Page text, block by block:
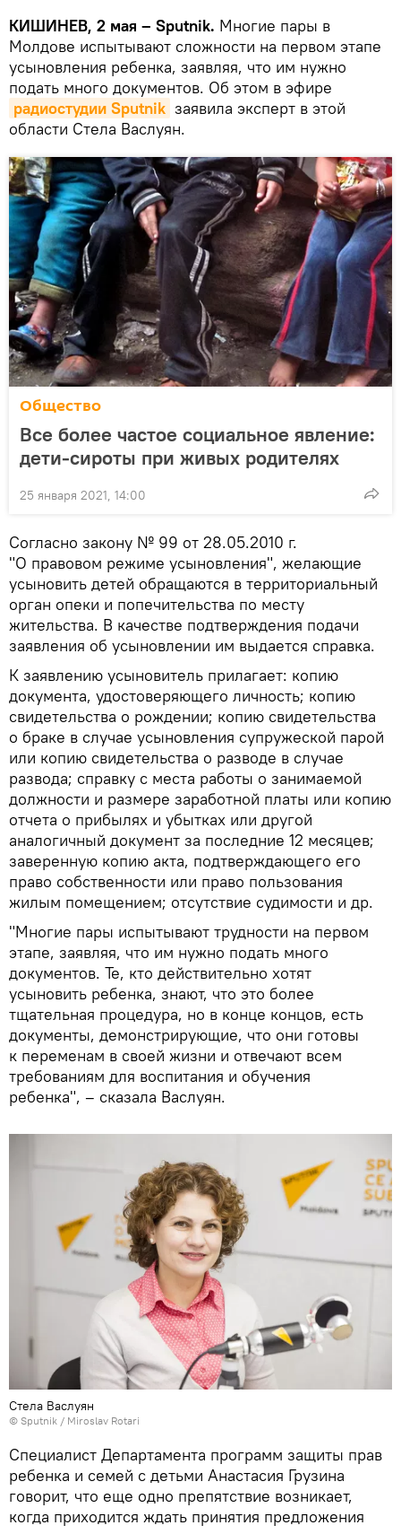
КИШИНЕВ, 2 мая – Sputnik. Многие пары в
Молдове испытывают сложности на первом этапе
усыновления ребенка, заявляя, что им нужно
подать много документов. Об этом в эфире
радиостудии Sputnik заявила эксперт в этой
области Стела Васлуян.
Общество
Все более частое социальное явление:
дети-сироты при живых родителях
25 января 2021, 14:00
Согласно закону № 99 от 28.05.2010 г.
"О правовом режиме усыновления", желающие
усыновить детей обращаются в территориальный
орган опеки и попечительства по месту
жительства. В качестве подтверждения подачи
заявления об усыновлении им выдается справка.
К заявлению усыновитель прилагает: копию
документа, удостоверяющего личность; копию
свидетельства о рождении; копию свидетельства
о браке в случае усыновления супружеской парой
или копию свидетельства о разводе в случае
развода; справку с места работы о занимаемой
должности и размере заработной платы или копию
отчета о прибылях и убытках или другой
аналогичный документ за последние 12 месяцев;
заверенную копию акта, подтверждающего его
право собственности или право пользования
жилым помещением; отсутствие судимости и др.
"Многие пары испытывают трудности на первом
этапе, заявляя, что им нужно подать много
документов. Те, кто действительно хотят
усыновить ребенка, знают, что это более
тщательная процедура, но в конце концов, есть
документы, демонстрирующие, что они готовы
к переменам в своей жизни и отвечают всем
требованиям для воспитания и обучения
ребенка", – сказала Васлуян.
Стела Васлуян
© Sputnik / Miroslav Rotari
Специалист Департамента программ защиты прав
ребенка и семей с детьми Анастасия Грузина
говорит, что еще одно препятствие возникает,
когда приходится ждать принятия предложения